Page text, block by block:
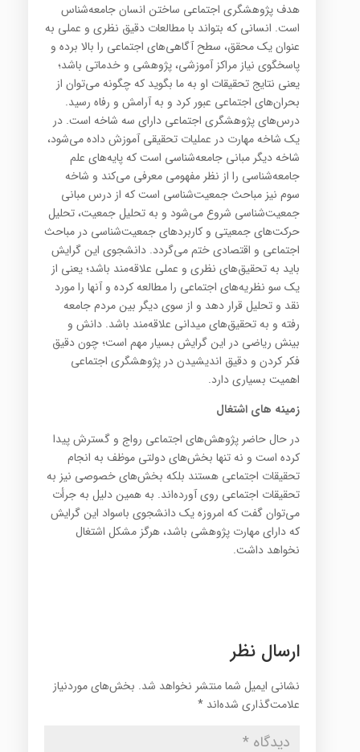
هدف‌ پژوهشگري‌ اجتماعي‌ ساختن‌ انسان‌ جامعه‌شناس‌
است‌. انساني‌ كه‌ بتواند با مطالعات‌ دقيق‌ نظري‌ و عملي‌ به‌
عنوان‌ يك‌ محقق‌، سطح‌ آگاهي‌هاي‌ اجتماعي‌ را بالا برده‌ و‌
پاسخگوي‌ نياز مراكز آموزشي‌، پژوهشي‌ و خدماتي‌ باشد؛
يعني‌ نتايج‌ تحقيقات‌ او به‌ ما بگويد كه‌ چگونه‌ مي‌توان‌ از
بحران‌هاي‌ اجتماعي‌ عبور كرد و به‌ آرامش‌ و رفاه‌ رسيد.
درس‌هاي‌ پژوهشگري اجتماعي‌ داراي‌ سه‌ شاخه‌ است‌. در
يك‌ شاخه‌ مهارت‌ در عمليات‌ تحقيقي‌ آموزش‌ داده‌ مي‌شود،
شاخه‌ ديگر مباني‌ جامعه‌شناسي‌ است‌ كه‌ پايه‌هاي‌ علم‌
جامعه‌شناسي‌ را از نظر مفهومي‌ معرفي‌ مي‌كند و شاخه‌
سوم‌ نيز مباحث‌ جمعيت‌شناسي‌ است‌ كه‌ از درس‌ مباني‌
جمعيت‌شناسي‌ شروع‌ مي‌شود و به‌ تحليل‌ جمعيت‌، تحليل‌
حركت‌هاي‌ جمعيتي‌ و كاربردهاي‌ جمعيت‌شناسي‌ در مباحث‌
اجتماعي‌ و اقتصادي‌ ختم‌ مي‌گردد. دانشجوي‌ اين‌ گرايش‌
بايد به‌ تحقيق‌هاي‌ نظري‌ و عملي‌ علاقه‌مند باشد؛ يعني از
يك سو نظريه‌هاي‌ اجتماعي‌ را مطالعه‌ كرده‌ و آنها را مورد
نقد و تحليل‌ قرار دهد و از سوي‌ ديگر بين‌ مردم‌ جامعه‌
رفته‌ و به‌ تحقيق‌هاي‌ ميداني‌ علاقه‌مند باشد. دانش‌ و
بينش‌ رياضي‌ در اين‌ گرايش‌ بسيار مهم‌ است‌؛ چون‌ دقيق‌
فكر كردن‌ و دقيق‌ انديشيدن‌ در پژوهشگري‌ اجتماعي‌
اهميت بسياري دارد.
زمینه های اشتغال
در حال‌ حاضر پژوهش‌هاي‌ اجتماعي‌ رواج‌ و گسترش‌ پيدا
كرده‌ است‌ و نه‌ تنها بخش‌هاي‌ دولتي‌ موظف‌ به‌ انجام‌
تحقيقات‌ اجتماعي‌ هستند بلكه‌ بخش‌هاي‌ خصوصي‌ نيز به‌
تحقيقات‌ اجتماعي‌ روي‌ آورده‌اند. به‌ همين‌ دليل‌ به‌ جرأت‌
مي‌توان‌ گفت‌ كه‌ امروزه‌ يك‌ دانشجوي‌ باسواد اين‌ گرايش‌
كه‌ داراي‌ مهارت‌ پژوهشي‌ باشد، هرگز مشكل‌ اشتغال‌
نخواهد داشت‌.
ارسال نظر
نشانی ایمیل شما منتشر نخواهد شد. بخش‌های موردنیاز
علامت‌گذاری شده‌اند *